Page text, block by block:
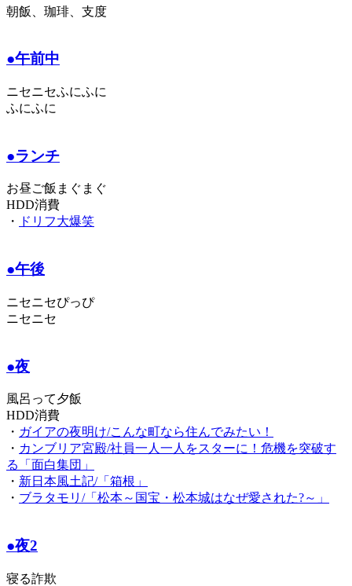
朝飯、珈琲、支度
●午前中
ニセニセふにふに
ふにふに
●ランチ
お昼ご飯まぐまぐ
HDD消費
・
ドリフ大爆笑
●午後
ニセニセぴっぴ
ニセニセ
●夜
風呂って夕飯
HDD消費
・ ガイアの夜明け/こんな町なら住んでみたい！
・ カンブリア宮殿/社員一人一人をスターに！危機を突破す
る「面白集団」
・ 新日本風土記/「箱根」
・ ブラタモリ/「松本～国宝・松本城はなぜ愛された?～」
●夜2
寝る詐欺